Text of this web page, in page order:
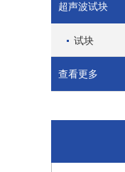
超声波试块
试块
查看更多